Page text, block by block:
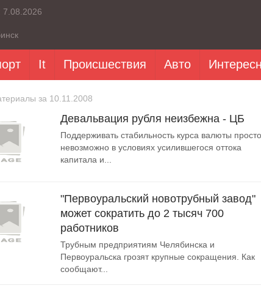
7.08.2026
It Происшествия Авто
за 10.11.2008
Девальвация рубля неизбежна - ЦБ
Поддерживать стабильность курса валюты просто
невозможно в условиях усилившегося оттока
капитала и...
"Первоуральский новотрубный завод"
может сократить до 2 тысяч 700
работников
Трубным предприятиям Челябинска и
Первоуральска грозят крупные сокращения. Как
сообщают...